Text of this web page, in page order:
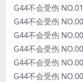
G44不会受伤
G44不会受伤
G44不会受伤
G44不会受伤
G44不会受伤
G44不会受伤